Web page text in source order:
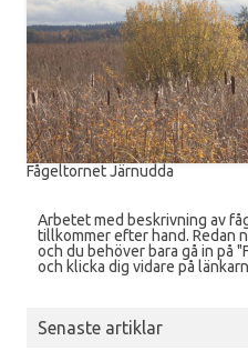
Fågeltornet Järnudda
Arbetet med beskrivning av
tillkommer efter hand. Redan
och du behöver bara gå in på
och klicka dig vidare på
Senaste artiklar